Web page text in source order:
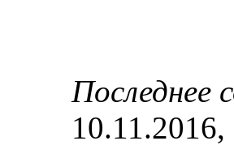
Последнее
10.11.2016,